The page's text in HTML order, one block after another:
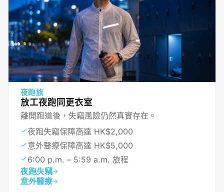
夜跑族
放工夜跑同更衣室
離開跑道後，失竊風險仍然真實存在。
夜跑失竊保障高達 HK$2,000
意外醫療保障高達 HK$5,000
6:00 p.m. – 5:59 a.m. 旅程
夜跑失竊
意外醫療